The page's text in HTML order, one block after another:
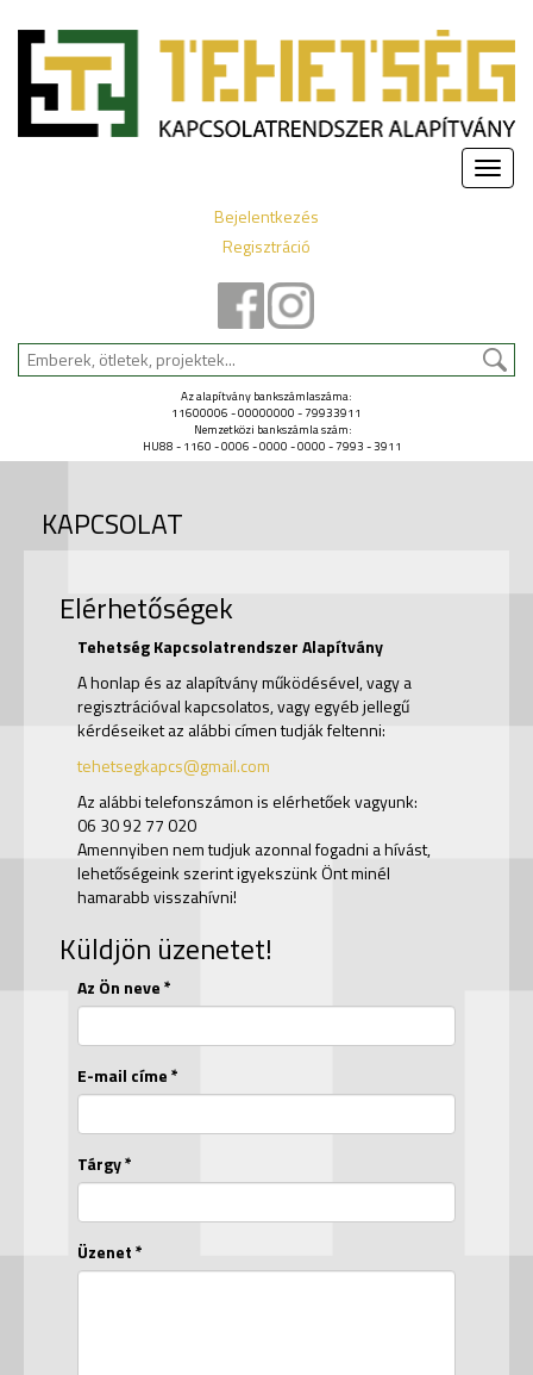
Toggle
Bejelentkezés
Regisztráció
Az alapítvány bankszámlaszáma:
11600006 - 00000000 - 79933911
Nemzetközi bankszámla szám:
HU88 - 1160 - 0006 - 0000 - 0000 - 7993 - 3911
KAPCSOLAT
Elérhetőségek
Tehetség Kapcsolatrendszer Alapítvány
A honlap és az alapítvány működésével, vagy a
regisztrációval kapcsolatos, vagy egyéb jellegű
kérdéseiket az alábbi címen tudják feltenni:
tehetsegkapcs@gmail.com
Az alábbi telefonszámon is elérhetőek vagyunk:
06 30 92 77 020
Amennyiben nem tudjuk azonnal fogadni a hívást,
lehetőségeink szerint igyekszünk Önt minél
hamarabb visszahívni!
Küldjön üzenetet!
Az Ön neve *
E-mail címe *
Tárgy *
Üzenet *